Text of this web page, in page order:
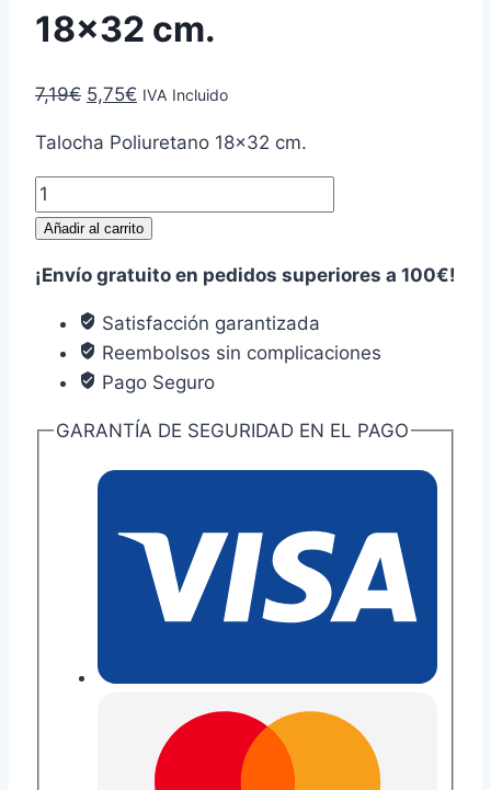
18×32 cm.
7,19€ El
original
era:
7,19€.
5,75€ El
actual
es:
5,75€.
IVA Incluido
Talocha Poliuretano 18×32 cm.
Talocha
Poliuretano
cm.
cantidad
Añadir al carrito
¡Envío gratuito en pedidos superiores a 100€!
Satisfacción garantizada
Reembolsos sin complicaciones
Pago Seguro
GARANTÍA DE SEGURIDAD EN EL PAGO